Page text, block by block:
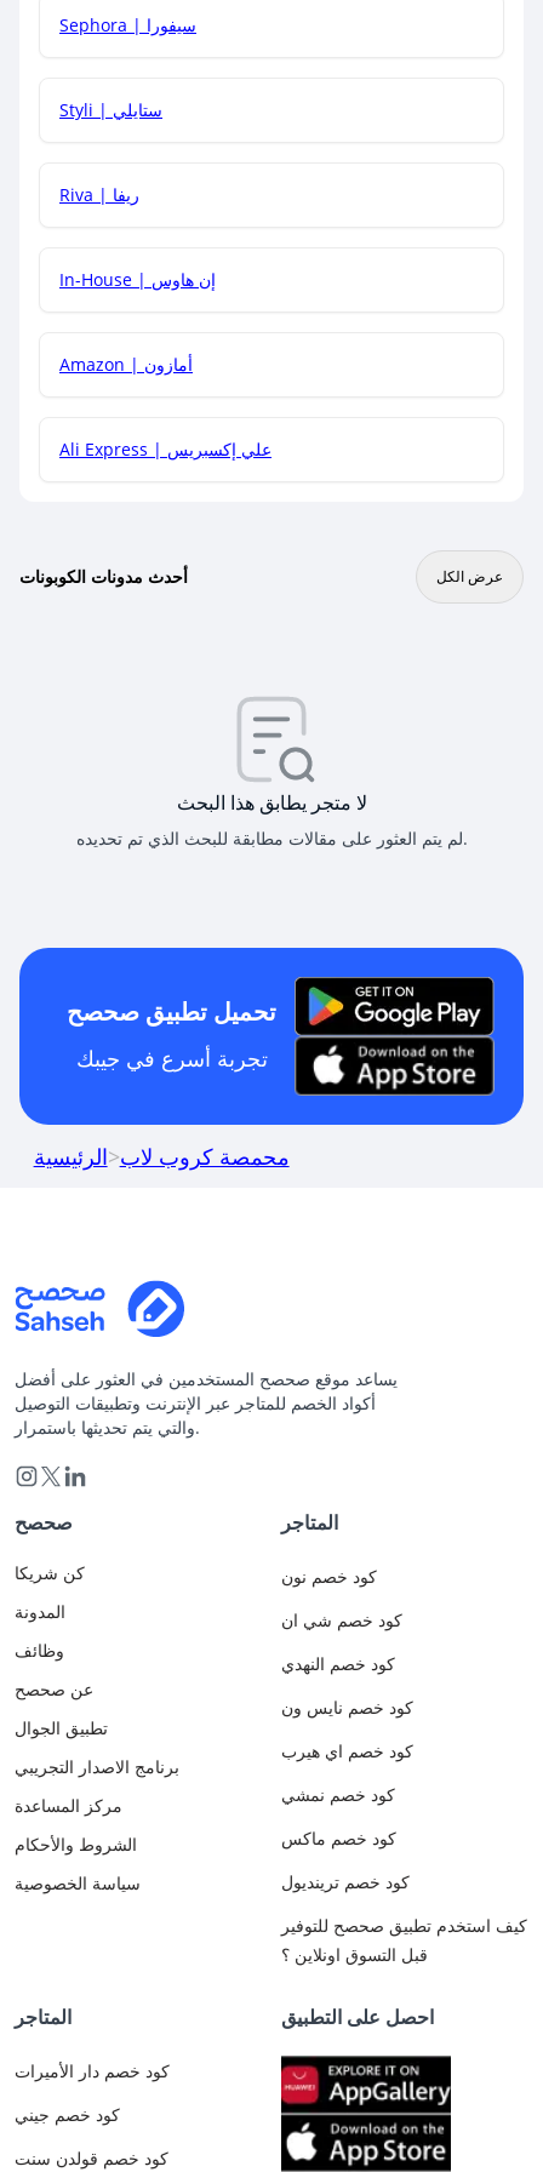
هل يمكنني جمع كود خصم مع العروض الأخرى؟
Sephora | سيفورا
Styli | ستايلي
Riva | ريفا
In-House | إن هاوس
Amazon | أمازون
Ali Express | علي إكسبريس
أحدث مدونات الكوبونات عرض الكل
لا متجر يطابق هذا البحث
لم يتم العثور على مقالات مطابقة للبحث الذي تم تحديده.
تحميل تطبيق صحصح
تجربة أسرع في جيبك
الرئيسية>محمصة كروب لاب
يساعد موقع صحصح المستخدمين في العثور على أفضل
أكواد الخصم للمتاجر عبر الإنترنت وتطبيقات التوصيل
والتي يتم تحديثها باستمرار.
صحصح
كن شريكا
المدونة
وظائف
عن صحصح
تطبيق الجوال
برنامج الاصدار التجريبي
مركز المساعدة
الشروط والأحكام
سياسة الخصوصية
المتاجر
كود خصم نون
كود خصم شي ان
كود خصم النهدي
كود خصم نايس ون
كود خصم اي هيرب
كود خصم نمشي
كود خصم ماكس
كود خصم ترينديول
كيف استخدم تطبيق صحصح للتوفير
قبل التسوق اونلاين ؟
المتاجر
كود خصم دار الأميرات
كود خصم جيني
كود خصم قولدن سنت
احصل على التطبيق